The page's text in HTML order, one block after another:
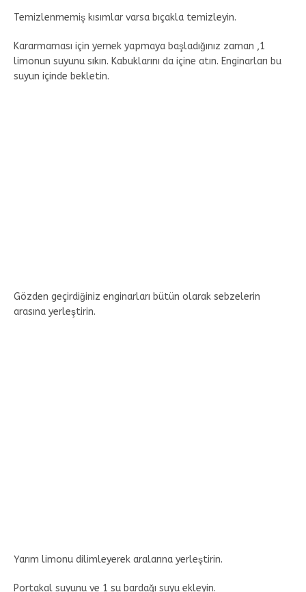
Temizlenmemiş kısımlar varsa bıçakla temizleyin.
Kararmaması için yemek yapmaya başladığınız zaman ,1
limonun suyunu sıkın. Kabuklarını da içine atın. Enginarları bu
suyun içinde bekletin.
Gözden geçirdiğiniz enginarları bütün olarak sebzelerin
arasına yerleştirin.
Yarım limonu dilimleyerek aralarına yerleştirin.
Portakal suyunu ve 1 su bardağı suyu ekleyin.